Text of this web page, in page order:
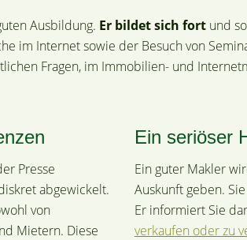
Ausbildung. Er bildet sich fort und
im Internet sowie der Besuch von
Fragen, im Immobilien- und
Presse
abgewickelt.
von
Mietern. Diese
Ein seriöser
Ein guter Makler
Auskunft geben.
Er informiert Sie
verkaufen oder zu